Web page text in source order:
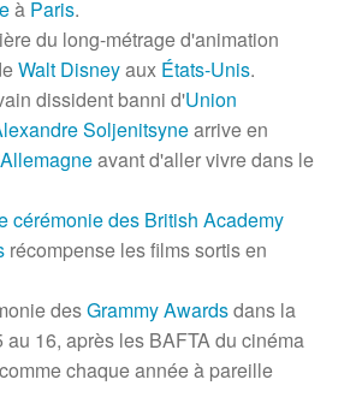
à Paris.
du long-métrage d'animation
Walt Disneyaux États-Unis.
dissident banni d'Union
Soljenitsynearrive en
Allemagneavant d'aller vivre dans le
cérémonie des British Academy
récompense les films sortis en
desGrammy Awardsdans la
au 16, après les BAFTA du cinéma
chaque année à pareille